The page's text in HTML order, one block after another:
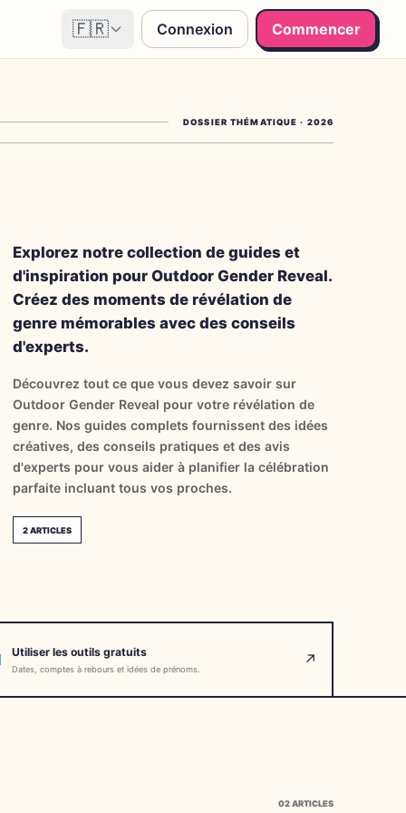
🇫🇷 Connexion Commencer
DOSSIER THÉMATIQUE · 2026
Explorez notre collection de guides et
d'inspiration pour Outdoor Gender Reveal.
Créez des moments de révélation de
genre mémorables avec des conseils
d'experts.
Découvrez tout ce que vous devez savoir sur
Outdoor Gender Reveal pour votre révélation de
genre. Nos guides complets fournissent des idées
créatives, des conseils pratiques et des avis
d'experts pour vous aider à planifier la célébration
parfaite incluant tous vos proches.
2ARTICLES
Utiliser les outils gratuits
Dates, comptes à rebours et idées de prénoms.
↗
02ARTICLES